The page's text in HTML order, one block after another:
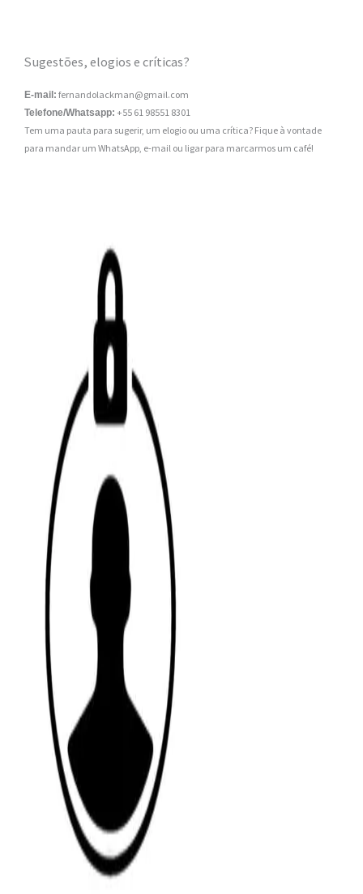
Sugestões, elogios e críticas?
E-mail: fernandolackman@gmail.com
Telefone/Whatsapp: +55 61 98551 8301
Tem uma pauta para sugerir, um elogio ou uma crítica? Fique à vontade
para mandar um WhatsApp, e-mail ou ligar para marcarmos um café!